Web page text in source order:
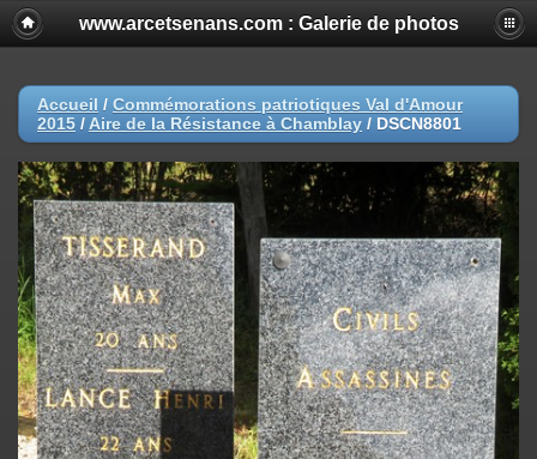
www.arcetsenans.com : Galerie de photos
Accueil / Commémorations patriotiques Val d'Amour
2015 / Aire de la Résistance à Chamblay / DSCN8801